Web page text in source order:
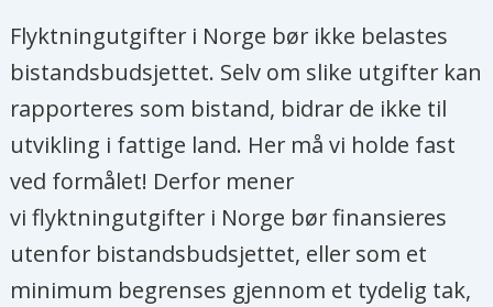
Flyktningutgifter i Norge bør ikke belastes
bistandsbudsjettet. Selv om slike utgifter kan
rapporteres som bistand, bidrar de ikke til
utvikling i fattige land. Her må vi holde fast
ved formålet! Derfor mener
vi flyktningutgifter i Norge bør finansieres
utenfor bistandsbudsjettet, eller som et
minimum begrenses gjennom et tydelig tak,